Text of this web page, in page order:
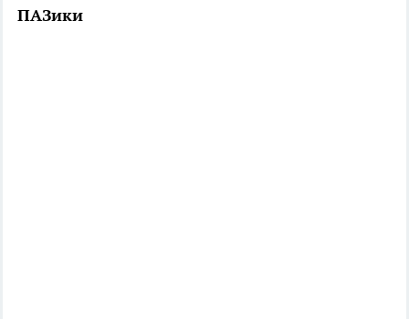
ПАЗики